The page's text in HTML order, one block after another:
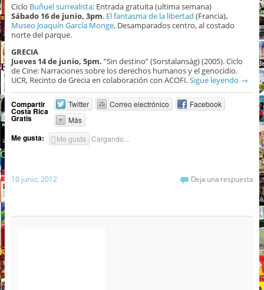
Ciclo Buñuel surrealista: Entrada gratuita (ultima semana)
Sábado 16 de junio, 3pm. El fantasma de la libertad (Francia).
Museo Joaquín García Monge, Desamparados centro, al costado
norte del parque.
GRECIA
Jueves 14 de junio, 5pm. ”Sin destino” (Sorstalanság) (2005). Ciclo
de Cine: Narraciones sobre los derechos humanos y el genocidio.
UCR, Recinto de Grecia en colaboración con ACOFI.Sigue leyendo →
Compartir
Costa Rica
Gratis
Twitter Correo electrónico
Facebook
Más
Me gusta: Me gusta Cargando...
10 junio, 2012 Deja una respuesta